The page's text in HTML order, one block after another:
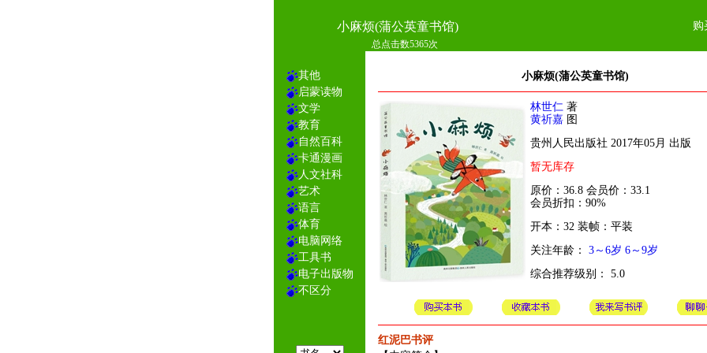
小麻烦(蒲公英童书馆)
总点击数5365次
其他
启蒙读物
文学
教育
自然百科
卡通漫画
人文社科
艺术
语言
体育
电脑网络
工具书
电子出版物
不区分
小麻烦(蒲公英童书馆)
林世仁 著
黄祈嘉 图
贵州人民出版社 2017年05月 出版
暂无库存
原价：36.8 会员价：33.1
会员折扣：90%
开本：32 装帧：平装
关注年龄： 3～6岁 6～9岁
综合推荐级别： 5.0
红泥巴书评